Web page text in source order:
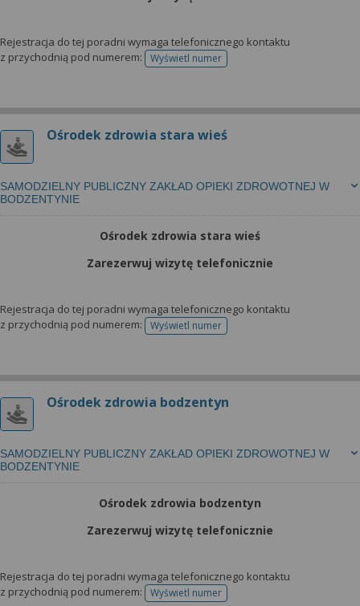
Rejestracja do tej poradni wymaga telefonicznego kontaktu
z przychodnią pod numerem:
Wyświetl numertelefonu do rejestracji
Ośrodek zdrowia stara wieś
SAMODZIELNY PUBLICZNY ZAKŁAD OPIEKI ZDROWOTNEJ W
BODZENTYNIE
Ośrodek zdrowia stara wieś
Zarezerwuj wizytę telefonicznie
Rejestracja do tej poradni wymaga telefonicznego kontaktu
z przychodnią pod numerem:
Wyświetl numertelefonu do rejestracji
Ośrodek zdrowia bodzentyn
SAMODZIELNY PUBLICZNY ZAKŁAD OPIEKI ZDROWOTNEJ W
BODZENTYNIE
Ośrodek zdrowia bodzentyn
Zarezerwuj wizytę telefonicznie
Rejestracja do tej poradni wymaga telefonicznego kontaktu
z przychodnią pod numerem:
Wyświetl numertelefonu do rejestracji
danych tylko w niektórych celach. Jeżeli chcesz
dowiedzieć się więcej lub chcesz przeprowadzić
narzędzi zewnętrznych w naszym serwisie
znajdziesz w Regulaminie Serwisu.